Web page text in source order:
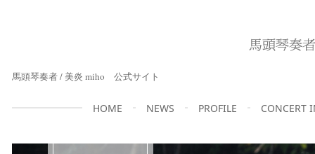
馬頭琴奏者 / 美炎 miho 公式サイト
HOME NEWS PROFILE CONCERT